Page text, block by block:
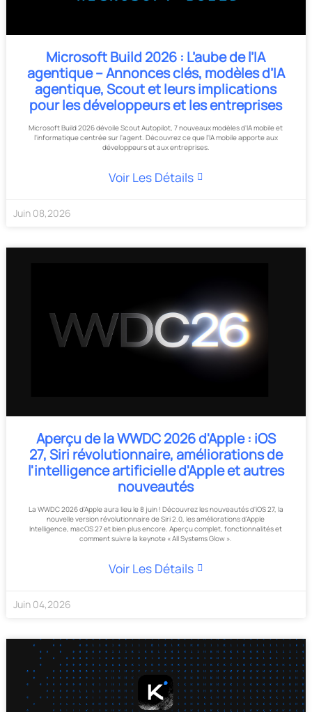
Microsoft Build 2026 : L’aube de l’IA
agentique – Annonces clés, modèles d’IA
agentique, Scout et leurs implications
pour les développeurs et les entreprises
Microsoft Build 2026 dévoile Scout Autopilot, 7 nouveaux modèles d'IA mobile et
l'informatique centrée sur l'agent. Découvrez ce que l'IA mobile apporte aux
développeurs et aux entreprises.
Voir Les Détails
Juin 08,2026
Aperçu de la WWDC 2026 d'Apple : iOS
27, Siri révolutionnaire, améliorations de
l'intelligence artificielle d'Apple et autres
nouveautés
La WWDC 2026 d'Apple aura lieu le 8 juin ! Découvrez les nouveautés d'iOS 27, la
nouvelle version révolutionnaire de Siri 2.0, les améliorations d'Apple
Intelligence, macOS 27 et bien plus encore. Aperçu complet, fonctionnalités et
comment suivre la keynote « All Systems Glow ».
Voir Les Détails
Juin 04,2026